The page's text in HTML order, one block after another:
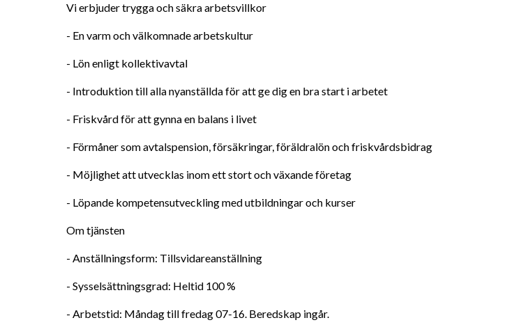
Vi erbjuder trygga och säkra arbetsvillkor
- En varm och välkomnade arbetskultur
- Lön enligt kollektivavtal
- Introduktion till alla nyanställda för att ge dig en bra start i arbetet
- Friskvård för att gynna en balans i livet
- Förmåner som avtalspension, försäkringar, föräldralön och friskvårdsbidrag
- Möjlighet att utvecklas inom ett stort och växande företag
- Löpande kompetensutveckling med utbildningar och kurser
Om tjänsten
- Anställningsform: Tillsvidareanställning
- Sysselsättningsgrad: Heltid 100 %
- Arbetstid: Måndag till fredag 07-16. Beredskap ingår.